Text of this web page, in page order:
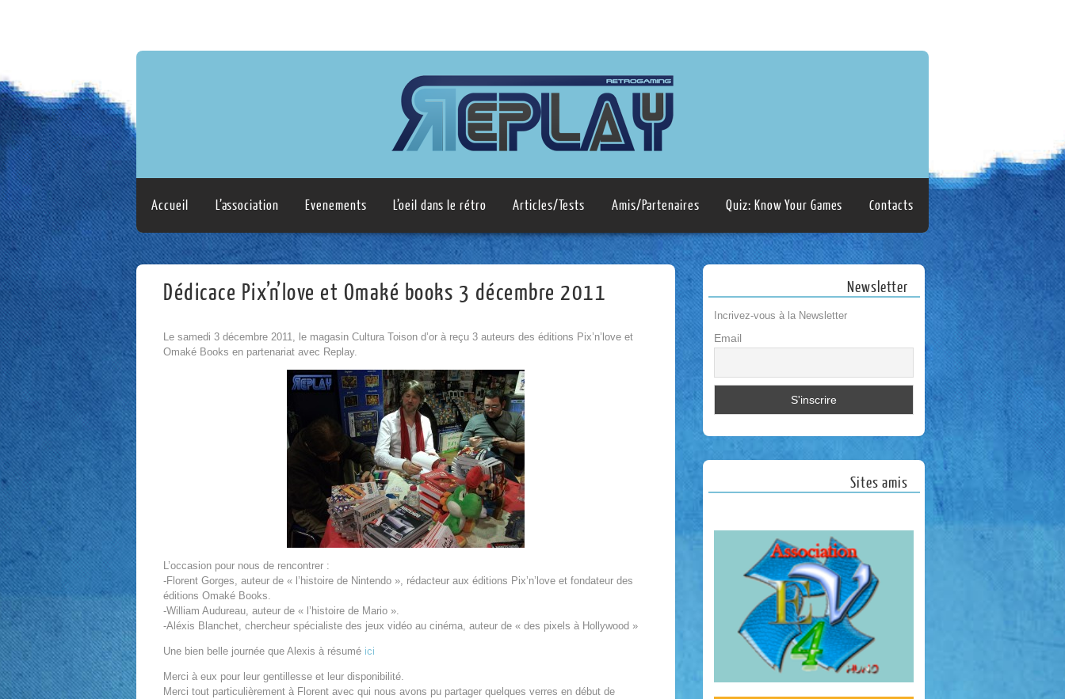
Accueil L’association Evenements L’oeil dans le rétro Articles/Tests Amis/Partenaires Quiz: Know Your Games Contacts
Dédicace Pix’n’love et Omaké books 3 décembre 2011
Le samedi 3 décembre 2011, le magasin Cultura Toison d’or à reçu 3 auteurs des éditions Pix’n’love et
Omaké Books en partenariat avec Replay.
L’occasion pour nous de rencontrer :
-Florent Gorges, auteur de « l’histoire de Nintendo », rédacteur aux éditions Pix’n’love et fondateur des
éditions Omaké Books.
-William Audureau, auteur de « l’histoire de Mario ».
-Aléxis Blanchet, chercheur spécialiste des jeux vidéo au cinéma, auteur de « des pixels à Hollywood »
Une bien belle journée que Alexis à résumé ici
Merci à eux pour leur gentillesse et leur disponibilité.
Merci tout particulièrement à Florent avec qui nous avons pu partager quelques verres en début de
Newsletter
Incrivez-vous à la Newsletter
Email
Sites amis